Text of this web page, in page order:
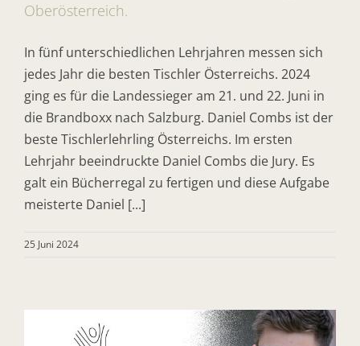
Oberösterreich.
In fünf unterschiedlichen Lehrjahren messen sich
jedes Jahr die besten Tischler Österreichs. 2024
ging es für die Landessieger am 21. und 22. Juni in
die Brandboxx nach Salzburg. Daniel Combs ist der
beste Tischlerlehrling Österreichs. Im ersten
Lehrjahr beeindruckte Daniel Combs die Jury. Es
galt ein Bücherregal zu fertigen und diese Aufgabe
meisterte Daniel [...]
25 Juni 2024